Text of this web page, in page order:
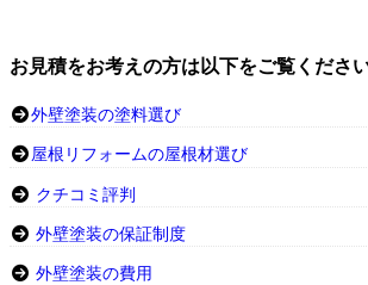
お見積をお考えの方は以下をご覧くださ
外壁塗装の塗料選び
屋根リフォームの屋根材選び
クチコミ評判
外壁塗装の保証制度
外壁塗装の費用